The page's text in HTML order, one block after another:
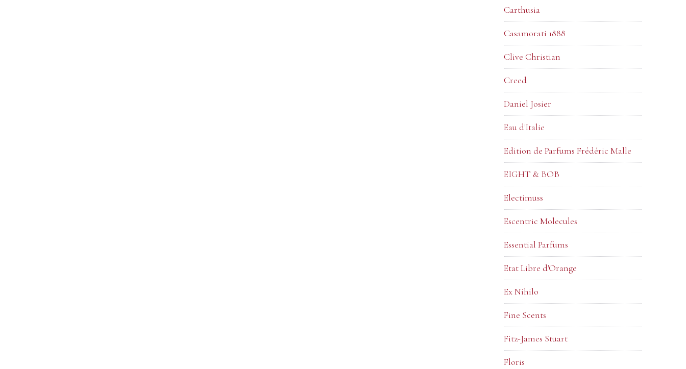
Carthusia
Casamorati 1888
Clive Christian
Creed
Daniel Josier
Eau d'Italie
Edition de Parfums Frédéric Malle
EIGHT & BOB
Electimuss
Escentric Molecules
Essential Parfums
Etat Libre d'Orange
Ex Nihilo
Fine Scents
Fitz-James Stuart
Floris